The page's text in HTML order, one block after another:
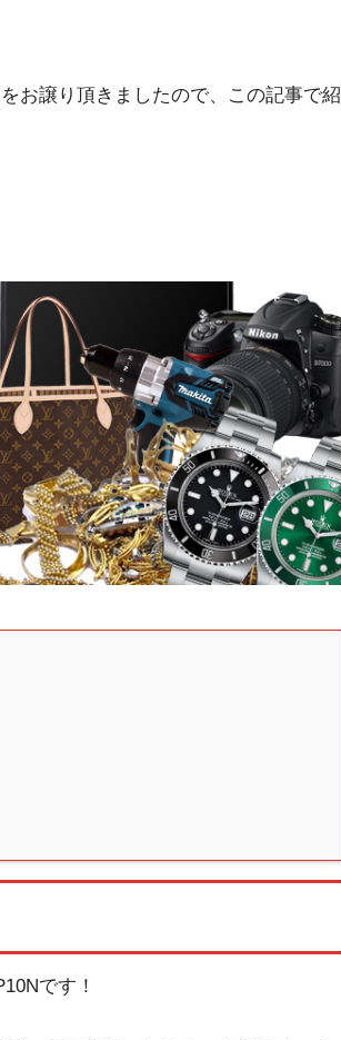
お譲り頂きましたので、この記事で紹
です！